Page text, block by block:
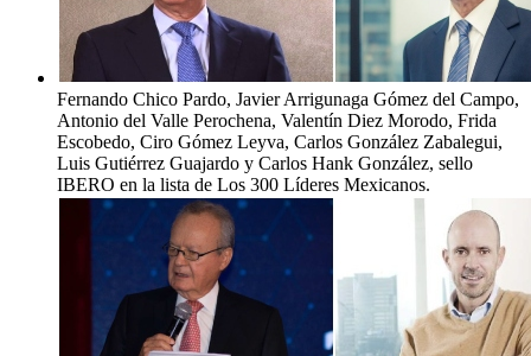
Fernando Chico Pardo, Javier Arrigunaga Gómez del Campo,
Antonio del Valle Perochena, Valentín Diez Morodo, Frida
Escobedo, Ciro Gómez Leyva, Carlos González Zabalegui,
Luis Gutiérrez Guajardo y Carlos Hank González, sello
IBERO en la lista de Los 300 Líderes Mexicanos.